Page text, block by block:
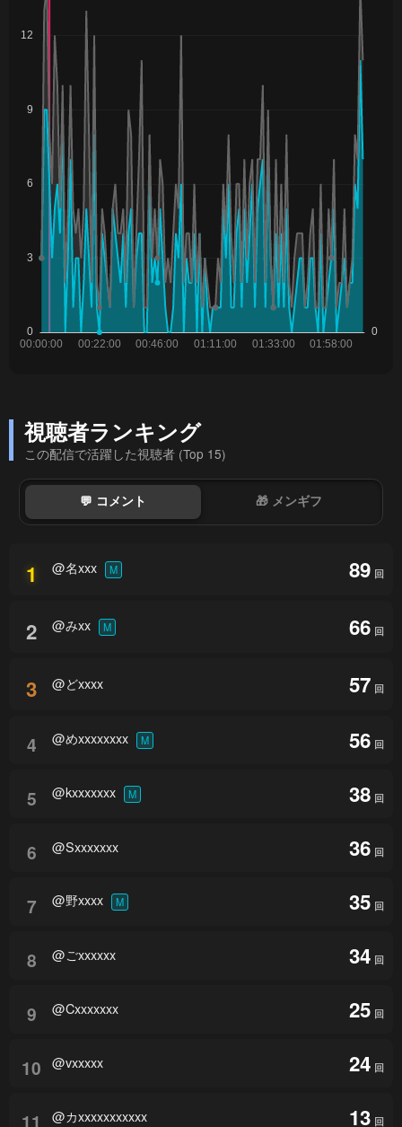
視聴者ランキング
この配信で活躍した視聴者 (Top 15)
💬 コメント 🎁 メンギフ
1 @名xxx M 89 回
2 @みxx M 66 回
3 @どxxxx 57 回
4 @めxxxxxxxx M 56 回
5 @kxxxxxxx M 38 回
6 @Sxxxxxxx 36 回
7 @野xxxx M 35 回
8 @ごxxxxxx 34 回
9 @Cxxxxxxx 25 回
10 @vxxxxx 24 回
11 @カxxxxxxxxxxx 13 回